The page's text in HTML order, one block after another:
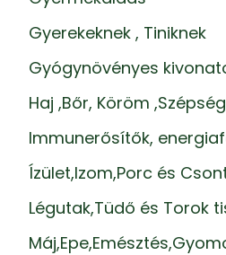
Gyerekeknek , Tiniknek
Gyógynövényes
Haj ,Bőr, Köröm ,Szépség
Immunerősítők,
Ízület,Izom,Porc és
Légutak,Tüdő és Torok